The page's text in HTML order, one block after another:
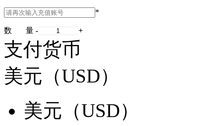
*
数 量 - +
支付货币
美元（USD）
美元（USD）